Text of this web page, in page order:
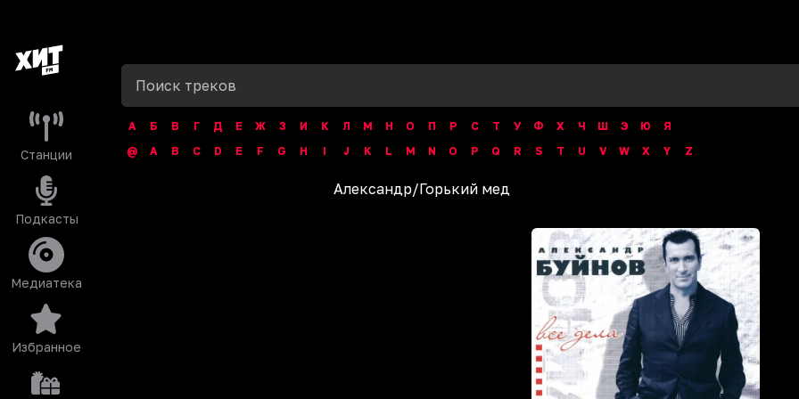
Станции
Подкасты
Медиатека
Избранное
А Б В Г Д Е Ж З И К Л М Н О П Р С Т У Ф Х Ч Ш Э Ю
Я
@
A B C D E F G H I J K L M N O P Q R S T U V W X Y Z
Александр/Горький мед